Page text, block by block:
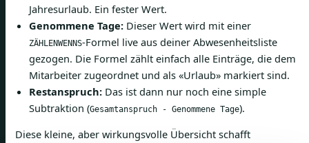
Jahresurlaub. Ein fester Wert.
Genommene Tage: Dieser Wert wird mit einer
ZÄHLENWENNS-Formel live aus deiner Abwesenheitsliste
gezogen. Die Formel zählt einfach alle Einträge, die dem
Mitarbeiter zugeordnet und als «Urlaub» markiert sind.
Restanspruch: Das ist dann nur noch eine simple
Subtraktion (Gesamtanspruch - Genommene Tage).
Diese kleine, aber wirkungsvolle Übersicht schafft